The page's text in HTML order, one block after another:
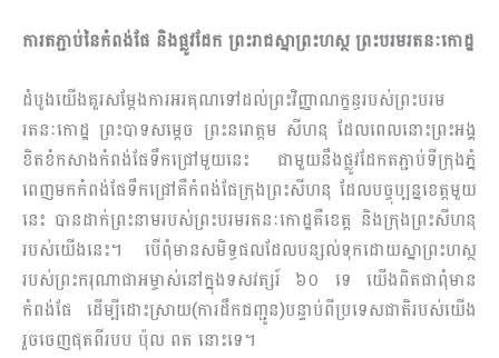
ការតភ្ជាប់នៃកំពង់ផែ និងផ្លូវដែក ព្រះរាជស្នាព្រះហស្ថ ព្រះបរមរតនៈកោដ្ឋ
ដំបូងយើងគួរសម្ដែងការអរគុណទៅដល់ព្រះវិញ្ញាណក្ខន្ធរបស់ព្រះបរម
រតនៈកោដ្ឋ ព្រះបាទសម្ដេច ព្រះនរោត្ដម សីហនុ ដែលពេលនោះព្រះអង្គ
ខិតខំកសាងកំពង់ផែទឹកជ្រៅមួយនេះ ជាមួយនឹងផ្លូវដែកតភ្ជាប់ទីក្រុងភ្នំ
ពេញមកកំពង់ផែទឹកជ្រៅគឺកំពង់ផែក្រុងព្រះសីហនុ ដែលបច្ចុប្បន្នខេត្ដ​មួយ​
នេះ បានដាក់ព្រះនាមរបស់ព្រះបរមរតនៈកោដ្ឋគឺខេត្ត និងក្រុងព្រះសីហនុ
របស់យើងនេះ។ បើពុំមានសមិទ្ធផលដែលបន្សល់ទុកដោយស្នាព្រះហស្ថ
របស់ព្រះករុណាជាអម្ចាស់នៅក្នុងទសវត្សរ៍ ៦០ ទេ យើងពិតជាពុំមាន
កំពង់ផែ ដើម្បីដោះស្រាយ(ការដឹកជញ្ជូន)បន្ទាប់ពីប្រទេសជាតិរបស់យើង
រួចចេញផុតពីរបប ប៉ុល ពត នោះទេ។